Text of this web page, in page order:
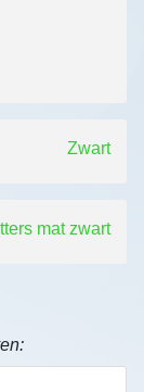
Zwart
mat zwart